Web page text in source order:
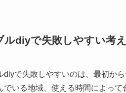
ルdiyで失敗しやすい考
diyで失敗しやすいのは、最初か
でいる地域、使える時間によって